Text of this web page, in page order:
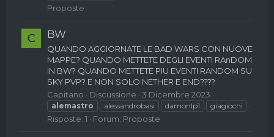
Proposte
C BW
QUANDO AGGIORNATE LE BAD WARS CON NUOVE
MAPPE? QUANDO METTETE DEGLI EVENTI RAnDOM
IN BW? QUANDO METTETE PIU EVENTI RANDOM SU
SKY PVP? E NON SOLO NETHER E END????
Capitano
Discussione 3 Dicembre 2023
alemastro alessandrobasi damonlp1 giagiochi
Risposte: 1 Forum: Proposte